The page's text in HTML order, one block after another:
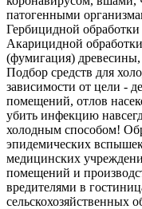
патогенными
Гербицидной
Акарицидной
(фумигация)
Подбор средств для
зависимости от цели -
помещений, отлов
убить инфекцию
холодным способом!
эпидемических
медицинских
помещений и
вредителями в
сельскохозяйственных